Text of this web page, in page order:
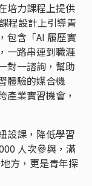
培力課程上提供
程設計上引導青
包含「AI 履歷實
一路串連到職涯
對一諮詢，幫助
體驗的媒合機
產業實習機會，
設課，降低學習
人次參與，滿
方，更是青年探